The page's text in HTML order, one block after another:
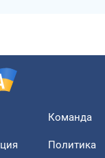
Команда
Политика